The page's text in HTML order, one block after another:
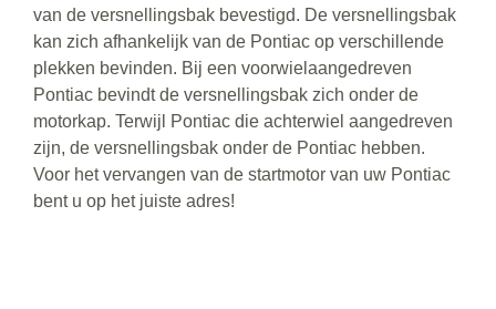
van de versnellingsbak bevestigd. De versnellingsbak
kan zich afhankelijk van de Pontiac op verschillende
plekken bevinden. Bij een voorwielaangedreven
Pontiac bevindt de versnellingsbak zich onder de
motorkap. Terwijl Pontiac die achterwiel aangedreven
zijn, de versnellingsbak onder de Pontiac hebben.
Voor het vervangen van de startmotor van uw Pontiac
bent u op het juiste adres!